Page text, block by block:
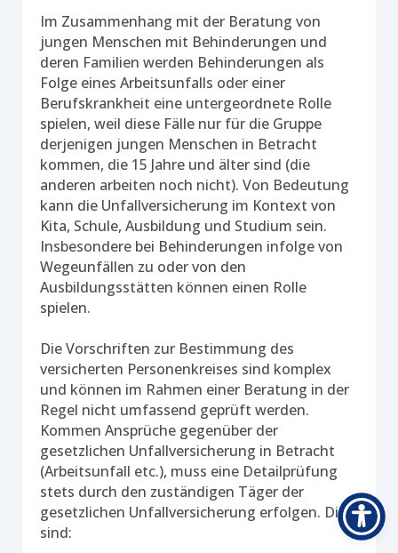
Im Zusammenhang mit der Beratung von
jungen Menschen mit Behinderungen und
deren Familien werden Behinderungen als
Folge eines Arbeitsunfalls oder einer
Berufskrankheit eine untergeordnete Rolle
spielen, weil diese Fälle nur für die Gruppe
derjenigen jungen Menschen in Betracht
kommen, die 15 Jahre und älter sind (die
anderen arbeiten noch nicht). Von Bedeutung
kann die Unfallversicherung im Kontext von
Kita, Schule, Ausbildung und Studium sein.
Insbesondere bei Behinderungen infolge von
Wegeunfällen zu oder von den
Ausbildungsstätten können einen Rolle
spielen.
Die Vorschriften zur Bestimmung des
versicherten Personenkreises sind komplex
und können im Rahmen einer Beratung in der
Regel nicht umfassend geprüft werden.
Kommen Ansprüche gegenüber der
gesetzlichen Unfallversicherung in Betracht
(Arbeitsunfall etc.), muss eine Detailprüfung
stets durch den zuständigen Täger der
gesetzlichen Unfallversicherung erfolgen. Dies
sind: